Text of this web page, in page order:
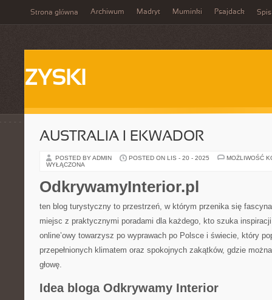
Strona główna Archiwum Madryt Muminki Psajdack Spis
ZYSKI
AUSTRALIA I EKWADOR
POSTED BY ADMIN POSTED ON LIS - 20 - 2025
MOŻLIWOŚĆ
WYŁĄCZONA
OdkrywamyInterior.pl
ten blog turystyczny to przestrzeń, w którym przenika się
miejsc z praktycznymi poradami dla każdego, kto szuka
online’owy towarzysz po wyprawach po Polsce i świecie, który
przepełnionych klimatem oraz spokojnych zakątków, gdzie
głowę.
Idea bloga Odkrywamy Interior